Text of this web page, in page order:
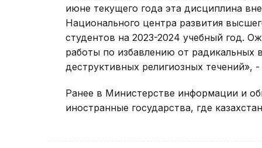
июне текущего года эта дисциплина
Национального центра развития
студентов на 2023-2024 учебный год.
работы по избавлению от радикальных
деструктивных религиозных
Ранее в Министерстве информации и
иностранные государства, где